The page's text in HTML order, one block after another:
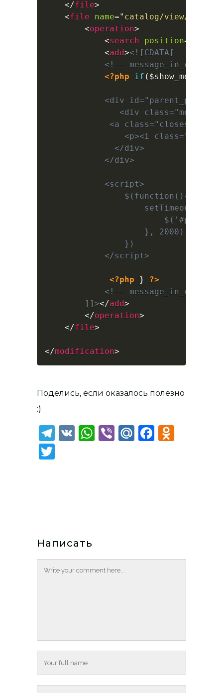
</file>
<file name=" catalog/view/theme/
<operation>
<search position=
<add><![CDATA[
<!-- message_in_cart
<?php
if (
<div
<div class="modal-
<a class="closess"
<p><i class="fas
              </div>
            </div>
            <script>
                $(function(){
                    }, 2000);
                })
            </script>
<?php }
?>
<!-- message_in_cart
		]]>
</add>
</operation>
</file>
</modification>
Поделись, если оказалось полезно
:)
Telegram
VK WhatsApp
ViberMail.Ru
Написать